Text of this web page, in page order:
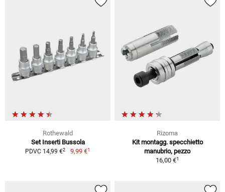
Rothewald
Set Inserti Bussola
PDVC 14,99 €2 9,99 €1
Rizoma
Kit montagg. specchietto
manubrio, pezzo
16,00 €1